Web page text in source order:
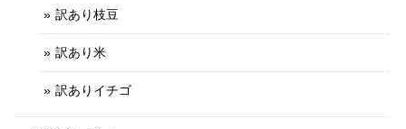
訳あり枝豆
訳あり米
訳ありイチゴ